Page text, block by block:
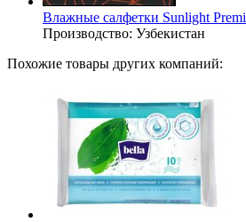
Влажные салфетки Sunlight
Производство: Узбекистан
Похожие товары других компаний: